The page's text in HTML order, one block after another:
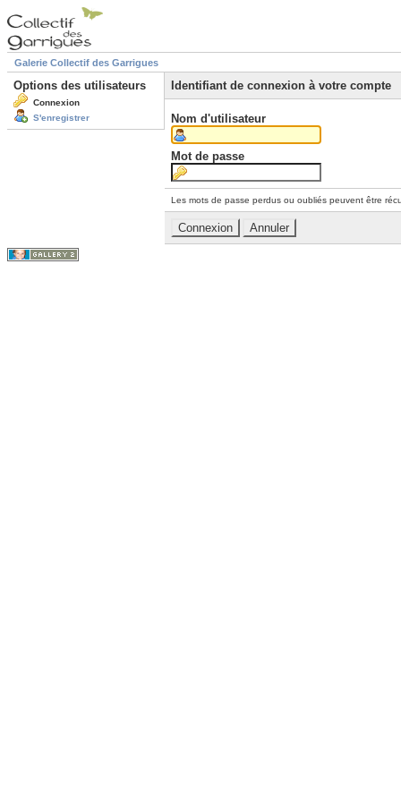
Galerie Collectif des Garrigues
Options des utilisateurs
Connexion
S'enregistrer
Identifiant de connexion à votre compte
Nom d'utilisateur
Mot de passe
Les mots de passe perdus ou oubliés peuvent être